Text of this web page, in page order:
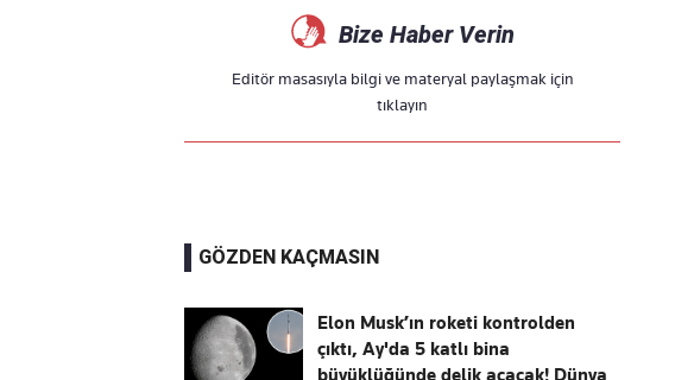
Bize Haber Verin
Editör masasıyla bilgi ve materyal paylaşmak için
tıklayın
GÖZDEN KAÇMASIN
Elon Musk’ın roketi kontrolden
çıktı, Ay'da 5 katlı bina
büyüklüğünde delik açacak! Dünya